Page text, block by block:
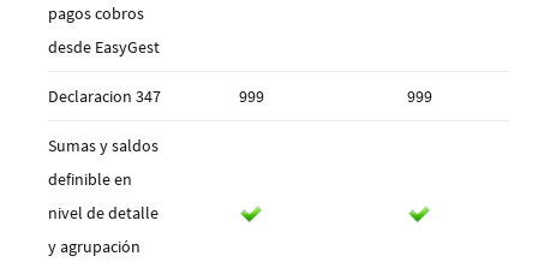
pagos cobros
desde EasyGest
Declaracion 347 999 999
Sumas y saldos
definible en
nivel de detalle
y agrupación